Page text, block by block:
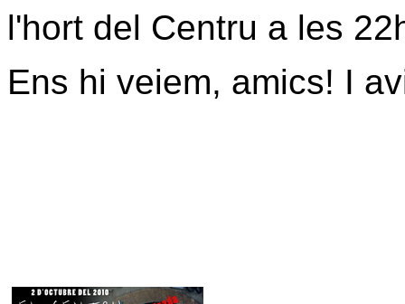
l'hort del Centru a les
Ens hi veiem, amics! I